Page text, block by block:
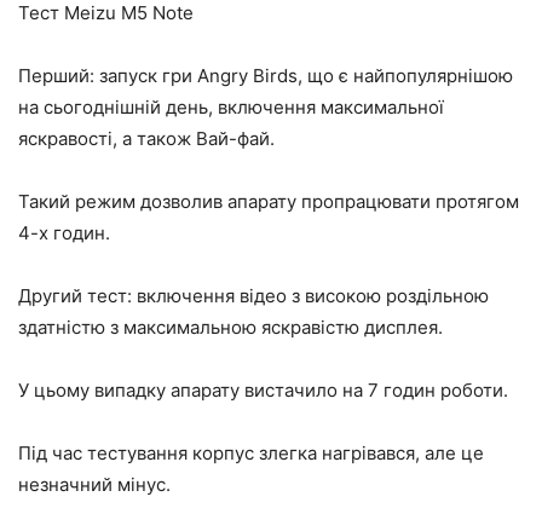
Тест Meizu M5 Note
Перший: запуск гри Angry Birds, що є найпопулярнішою
на сьогоднішній день, включення максимальної
яскравості, а також Вай-фай.
Такий режим дозволив апарату пропрацювати протягом
4-х годин.
Другий тест: включення відео з високою роздільною
здатністю з максимальною яскравістю дисплея.
У цьому випадку апарату вистачило на 7 годин роботи.
Під час тестування корпус злегка нагрівався, але це
незначний мінус.